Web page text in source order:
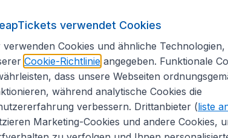
Informationen
Internationale
CheapTickets.nl
CheapTickets.be
CheapTickets.ch
verwendet Cookies
verwenden Cookies und ähnliche Technologien,
Cookie-Richtlinieangegeben. Funktionale
dass unsere Webseiten
während analytische Cookies die
verbessern. Drittanbieter (liste
Marketing-Cookies und andere Cookies,